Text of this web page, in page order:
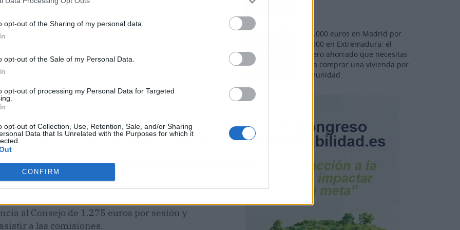
opt-out of the Sharing of my personal data.
opt-out of the Sale of my Personal Data.
opt-out of processing my Personal Data for Targeted
opt-out of Collection, Use, Retention, Sale, and/or Sharing
Data that Is Unrelated with the Purposes for which it
CONFIRM
de Ernst & Young como auditor por tres
en el reglamento de la sociedad, entre
consejo a emitir instrumentos de renta fija
en una o varias emisiones en un plazo
del plan estratégico 2021-2024 que
de euros en 2024 y generar un beneficio
de euros con un flujo de caja de 60 millones
establece un sueldo fijos de 2.125 euros
al Consejo de 1.275 euros por sesión y
a las comisiones.
110.000 euros en Madrid por
31.000 en Extremadura: el
dinero ahorrado que necesitas
para comprar una vivienda por
comunidad